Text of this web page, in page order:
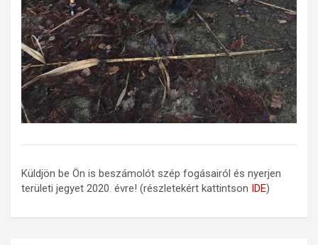
Küldjön be Ön is beszámolót szép fogásairól és nyerjen
területi jegyet 2020. évre! (részletekért kattintson
IDE)